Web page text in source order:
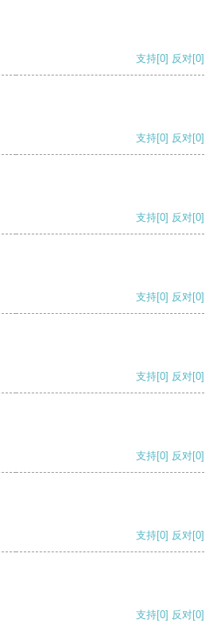
支持[0] 反对[0]
支持[0] 反对[0]
支持[0] 反对[0]
支持[0] 反对[0]
支持[0] 反对[0]
支持[0] 反对[0]
支持[0] 反对[0]
支持[0] 反对[0]